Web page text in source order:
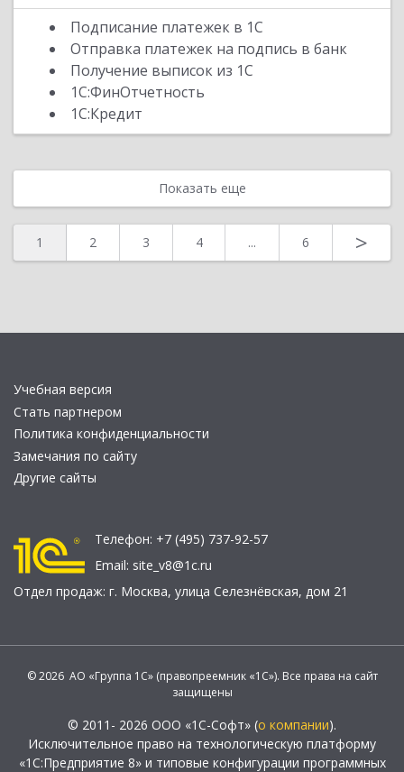
Подписание платежек в 1С
Отправка платежек на подпись в банк
Получение выписок из 1С
1С:ФинОтчетность
1С:Кредит
Показать еще
1 2 3 4 ... 6 >
Учебная версия
Стать партнером
Политика конфиденциальности
Замечания по сайту
Другие сайты
Телефон: +7 (495) 737-92-57
Email: site_v8@1c.ru
Отдел продаж: г. Москва, улица Селезнёвская, дом 21
© 2026 АО «Группа 1С» (правопреемник «1С»). Все права на сайт
защищены
© 2011- 2026 ООО «1С-Софт» (о компании).
Исключительное право на технологическую платформу
«1С:Предприятие 8» и типовые конфигурации программных